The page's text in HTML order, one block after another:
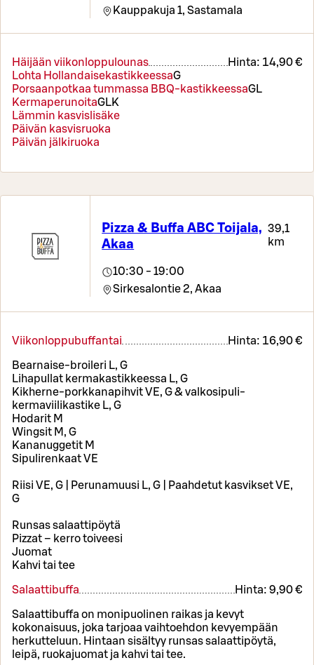
Kauppakuja 1, Sastamala
Häijään viikonloppulounas Hinta: 14,90 €
Lohta HollandaisekastikkeessaG
Porsaanpotkaa tummassa BBQ-kastikkeessaGL
KermaperunoitaGLK
Lämmin kasvislisäke
Päivän kasvisruoka
Päivän jälkiruoka
Pizza & Buffa ABC Toijala,
Akaa
39,1
km
10:30 - 19:00
Sirkesalontie 2, Akaa
Viikonloppubuffantai Hinta: 16,90 €
Bearnaise-broileri L, G
Lihapullat kermakastikkeessa L, G
Kikherne-porkkanapihvit VE, G & valkosipuli-
kermaviilikastike L, G
Hodarit M
Wingsit M, G
Kananuggetit M
Sipulirenkaat VE
Riisi VE, G | Perunamuusi L, G | Paahdetut kasvikset VE,
G
Runsas salaattipöytä
Pizzat – kerro toiveesi
Juomat
Kahvi tai tee
Salaattibuffa Hinta: 9,90 €
Salaattibuffa on monipuolinen raikas ja kevyt
kokonaisuus, joka tarjoaa vaihtoehdon kevyempään
herkutteluun. Hintaan sisältyy runsas salaattipöytä,
leipä, ruokajuomat ja kahvi tai tee.